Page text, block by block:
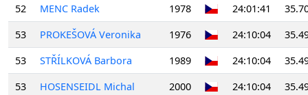
52
MENC Radek 1978 24:01:41
53
PROKEŠOVÁ Veronika 1976 24:10:04
53
STŘÍLKOVÁ Barbora 1989 24:10:04
53
HOSENSEIDL Michal 2000 24:10:04